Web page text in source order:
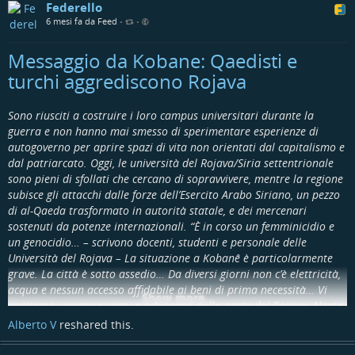
mentre vengono segnalati anche tempi di caricamento
eccessivi (27%) e istruzioni poco chiare o assenti (23%).
frustrante, il rischio è concreto: il15% degli italiani dichiara di
interrompere spesso un’operazione o un acquisto online
causa di un’esperienza digitale frustrante e poco fluida.
InFrancia, invece, la scarsa leggibilità rappresenta la barriera
principale (38%), seguita dal Regno Unito (27,3%). Molti
consumatori segnalano inoltre difficoltà di navigazione dovute
astrutture poco chiare che rendono i processi digitali
inutilmente complessi : in Francia oltre un terzo (36%) ha
difficoltà di orientamento, in Austria quasi uno su tre (31%) e in
Germania il 17%. A questi si aggiungono poitempi di
caricamento lunghi (oltre 1 utente su 4), istruzioni poco
chiare o mancanti(quasi1 su 4 ),visualizzazioni non
ottimizzate per dispositivi mobili(1 su 5) e navigazioni
confuse o aree cliccabili troppo piccole(quasi1 su 5).
Gen Z e Millennials sempre più attenti:
l’Europa rischia di perdere i clienti di
domani
Federello
6 mesi fa da Feed • •
Messaggio da Kobane: Qaedisti e
turchi aggrediscono Rojava
Sono riusciti a costruire i loro campus universitari durante la
guerra e non hanno mai smesso di sperimentare esperienze di
autogoverno per aprire spazi di vita non orientati dal capitalismo e
dal patriarcato. Oggi, le università del Rojava/Siria settentrionale
sono pieni di sfollati che cercano di sopravvivere, mentre la regione
subisce gli attacchi dalle forze dell’Esercito Arabo Siriano, un pezzo
di al-Qaeda trasformato in autorità statale, e dei mercenari
sostenuti da potenze internazionali. “È in corso un femminicidio e
un genocidio… – scrivono docenti, studenti e personale delle
Università del Rojava – La situazione a Kobanê è particolarmente
grave. La città è sotto assedio… Da diversi giorni non c’è elettricità,
acqua e nessun accesso affidabile ai beni di prima necessità… Vi
invitiamo, ovunque siate, a schierarvi dalla parte del Rojava. Alzate
la voce. Organizzatevi nei vostri campus, nei vostri sindacati e nelle
vostre comunità…”
Show more...
Alberto Vreshared this.